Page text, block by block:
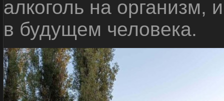
алкоголь на организм,
в будущем человека.